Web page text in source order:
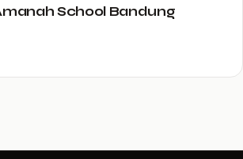
School Bandung